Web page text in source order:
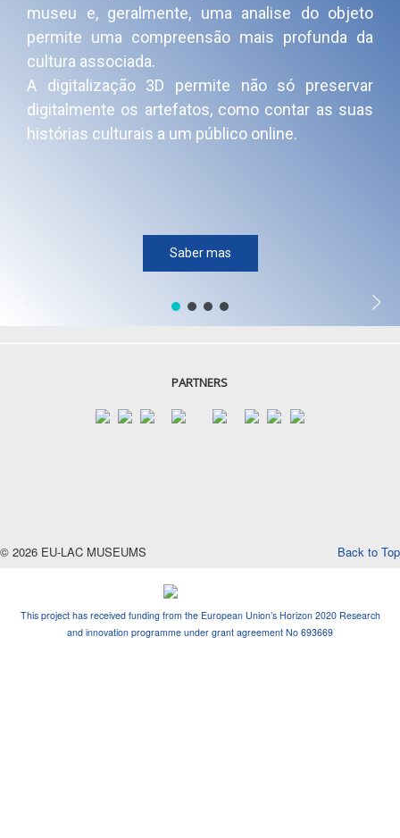
museu e, geralmente, uma analise do objeto
permite uma compreensão mais profunda da
cultura associada.
A digitalização 3D permite não só preservar
digitalmente os artefatos, como contar as suas
histórias culturais a um público online.
Saber mas
PARTNERS
Back to Top
© 2026 EU-LAC MUSEUMS
This project has received funding from the European Union’s Horizon 2020 Research
and innovation programme under grant agreement No 693669